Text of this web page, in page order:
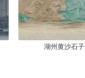
湖州黄沙石